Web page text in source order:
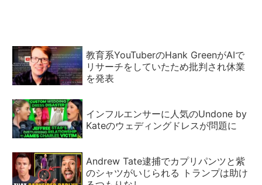
教育系YouTuberのHank GreenがAIで
リサーチをしていたため批判され休業
を発表
インフルエンサーに人気のUndone by
Kateのウェディングドレスが問題に
Andrew Tate逮捕でカプリパンツと紫
のシャツがいじられる トランプは助け